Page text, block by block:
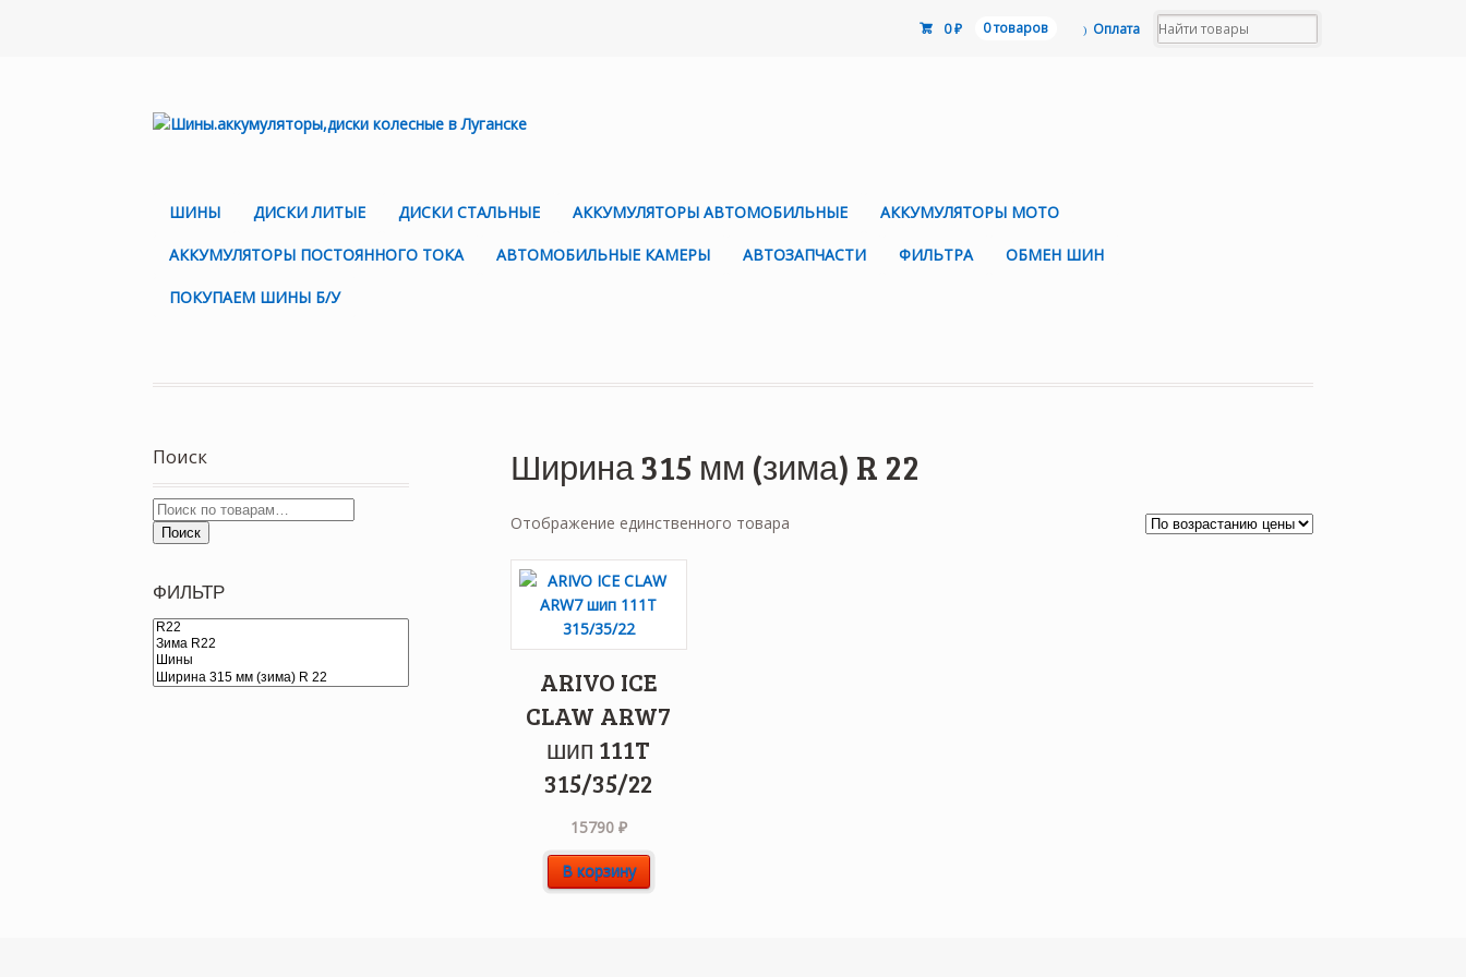
0₽ 0 товаров Оплата
ШИНЫ ДИСКИ ЛИТЫЕ ДИСКИ СТАЛЬНЫЕ АККУМУЛЯТОРЫ АВТОМОБИЛЬНЫЕ АККУМУЛЯТОРЫ МОТО
АККУМУЛЯТОРЫ ПОСТОЯННОГО ТОКА АВТОМОБИЛЬНЫЕ КАМЕРЫ АВТОЗАПЧАСТИ ФИЛЬТРА ОБМЕН ШИН
ПОКУПАЕМ ШИНЫ Б/У
Ширина 315 мм (зима) R 22
Отображение единственного товара
ARIVO ICE
CLAW ARW7
шип 111T
315/35/22
15790 ₽
В корзину
Поиск
Поиск
ФИЛЬТР